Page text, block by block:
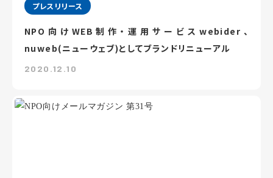
プレスリリース
NPO向けWEB制作・運用サービスwebider、
nuweb(ニューウェブ)としてブランドリニューアル
2020.12.10